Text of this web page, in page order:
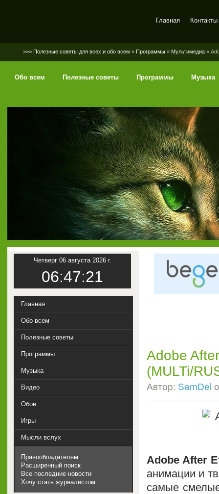
Главная Контакты
>>> Полезные советы для всех и обо всем » Программы » Мультимедиа »
Обо всем Полезные советы Программы Музыка
Adobe
(MULTi/
Автор: SamDel
Adobe After
анимации и
самые
Четверг 06 августа 2026 г.
06:47:22
Главная
Обо всем
Полезные советы
Программы
Музыка
Видео
Обои
Игры
Мысли вслух
Правообладателям
Расширенный поиск
Все последние новости
Хочу стать журналистом